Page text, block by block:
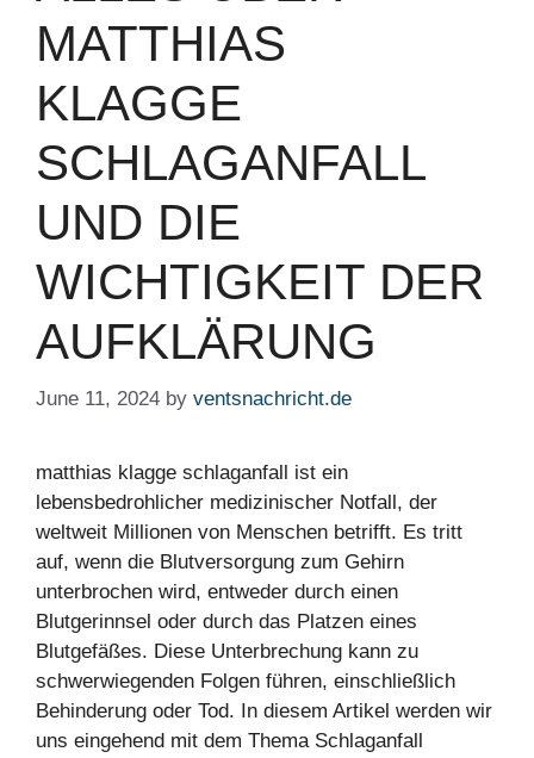
MATTHIAS
KLAGGE
SCHLAGANFALL
UND DIE
WICHTIGKEIT DER
AUFKLÄRUNG
June 11, 2024 by ventsnachricht.de
matthias klagge schlaganfall ist ein
lebensbedrohlicher medizinischer Notfall, der
weltweit Millionen von Menschen betrifft. Es tritt
auf, wenn die Blutversorgung zum Gehirn
unterbrochen wird, entweder durch einen
Blutgerinnsel oder durch das Platzen eines
Blutgefäßes. Diese Unterbrechung kann zu
schwerwiegenden Folgen führen, einschließlich
Behinderung oder Tod. In diesem Artikel werden wir
uns eingehend mit dem Thema Schlaganfall